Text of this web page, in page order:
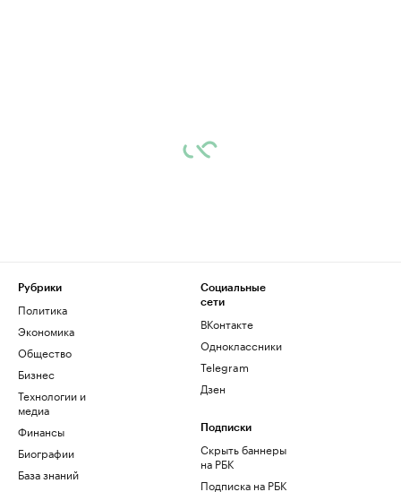
Рубрики
Политика
Экономика
Общество
Бизнес
Технологии и
медиа
Финансы
Биографии
База знаний
Социальные
сети
ВКонтакте
Одноклассники
Telegram
Дзен
Подписки
Скрыть баннеры
на РБК
Подписка на РБК